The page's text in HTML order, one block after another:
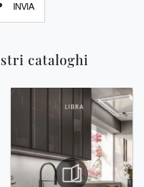
cataloghi
INVIA